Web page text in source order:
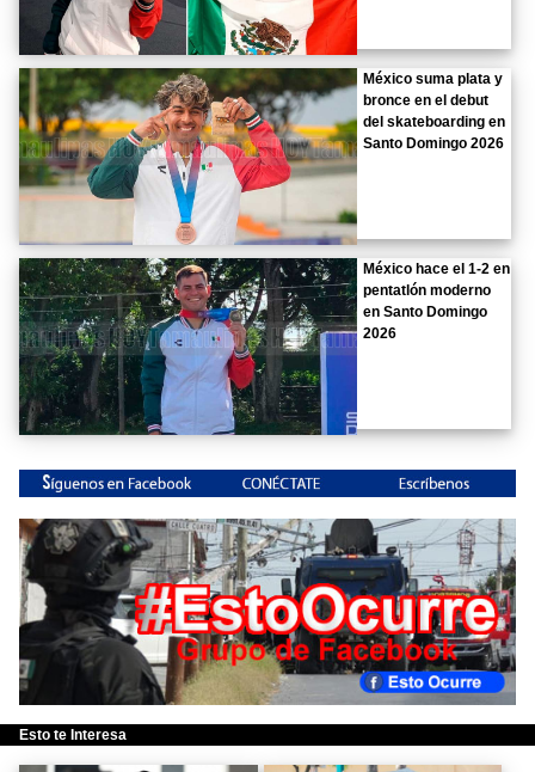
México suma plata y
bronce en el debut
del skateboarding en
Santo Domingo 2026
México hace el 1-2 en
pentatlón moderno
en Santo Domingo
2026
Esto te Interesa